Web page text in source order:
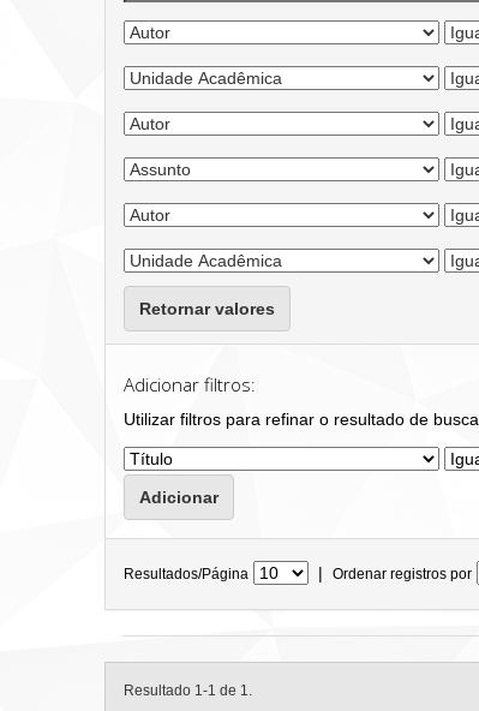
Retornar valores
Adicionar filtros:
Utilizar filtros para refinar o resultado de busca.
Resultados/Página | Ordenar registros por
Resultado 1-1 de 1.